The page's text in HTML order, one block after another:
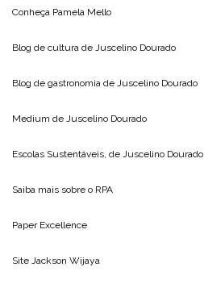
Conheça Pamela Mello
Blog de cultura de Juscelino Dourado
Blog de gastronomia de Juscelino Dourado
Medium de Juscelino Dourado
Escolas Sustentáveis, de Juscelino Dourado
Saiba mais sobre o RPA
Paper Excellence
Site Jackson Wijaya